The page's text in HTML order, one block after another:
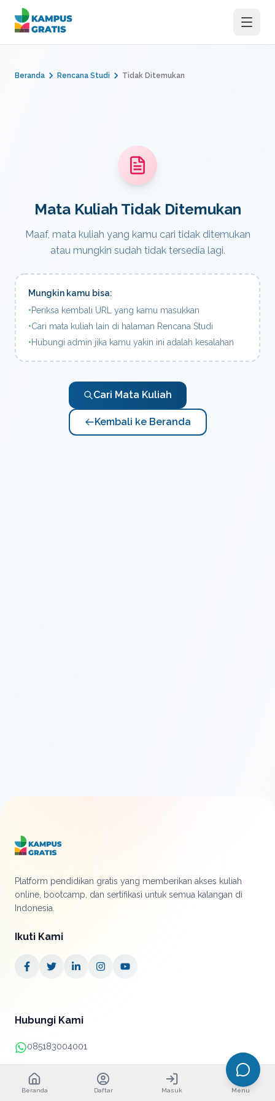
Langsung ke konten utama
Beranda Rencana Studi Tidak Ditemukan
Mata Kuliah Tidak Ditemukan
Maaf, mata kuliah yang kamu cari tidak ditemukan
atau mungkin sudah tidak tersedia lagi.
Mungkin kamu bisa:
•Periksa kembali URL yang kamu masukkan
•Cari mata kuliah lain di halaman Rencana Studi
•Hubungi admin jika kamu yakin ini adalah kesalahan
Cari Mata Kuliah
Kembali ke Beranda
Platform pendidikan gratis yang memberikan akses kuliah
online, bootcamp, dan sertifikasi untuk semua kalangan di
Indonesia.
Ikuti Kami
Hubungi Kami
085183004001
info@kampusgratis.id
Beranda Daftar Masuk Menu